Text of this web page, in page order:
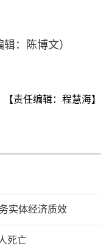
：陈博文）
【责任编辑：程慧海】
实体经济质效
死亡